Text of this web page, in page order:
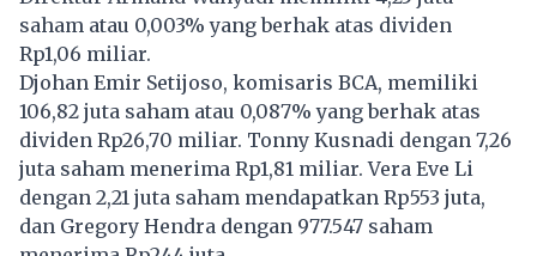
saham atau 0,003% yang berhak atas dividen
Rp1,06 miliar.
Djohan Emir Setijoso, komisaris BCA, memiliki
106,82 juta saham atau 0,087% yang berhak atas
dividen Rp26,70 miliar. Tonny Kusnadi dengan 7,26
juta saham menerima Rp1,81 miliar. Vera Eve Li
dengan 2,21 juta saham mendapatkan Rp553 juta,
dan Gregory Hendra dengan 977.547 saham